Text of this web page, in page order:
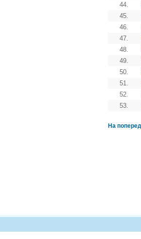
44.
45.
46.
47.
48.
49.
50.
51.
52.
53.
На